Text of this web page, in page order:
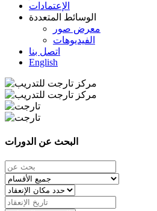
الإعتمادات
الوسائط المتعددة
معرض صور
الفيديوهات
اتصل بنا
English
البحث عن الدورات